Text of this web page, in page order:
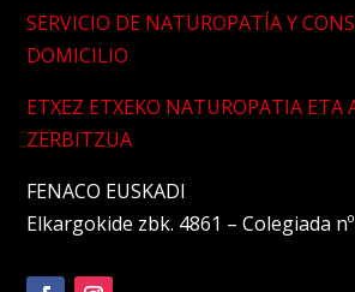
SERVICIO DE NATUROPATÍA Y
DOMICILIO
ETXEZ ETXEKO NATUROPATIA ETA
ZERBITZUA
FENACO EUSKADI
Elkargokide zbk. 4861 – Colegiada